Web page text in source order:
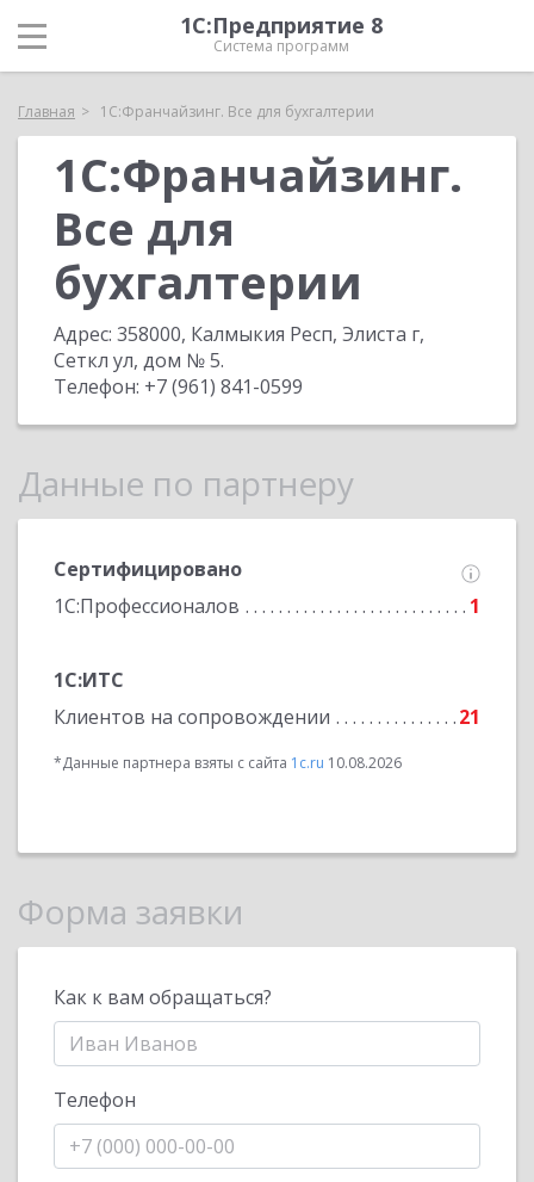
1С:Предприятие 8
Система программ
Главная 1С:Франчайзинг. Все для бухгалтерии
1С:Франчайзинг.
Все для
бухгалтерии
Адрес: 358000, Калмыкия Респ, Элиста г,
Сеткл ул, дом № 5.
Телефон: +7 (961) 841-0599
Данные по партнеру
Сертифицировано
1С:Профессионалов
1
1С:ИТС
Клиентов на сопровождении
21
*Данные партнера взяты с сайта 1c.ru 10.08.2026
Форма заявки
Как к вам обращаться?
Телефон